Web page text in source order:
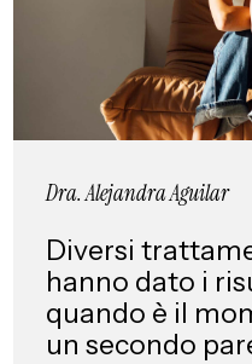
Dra. Alejandra Aguilar
Diversi
hanno dato i
quando è il
un secondo